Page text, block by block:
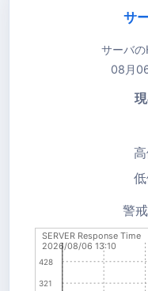
サ
サーバ
08月
警
SERVER Response Time
2026/08/06 13:10
428
321